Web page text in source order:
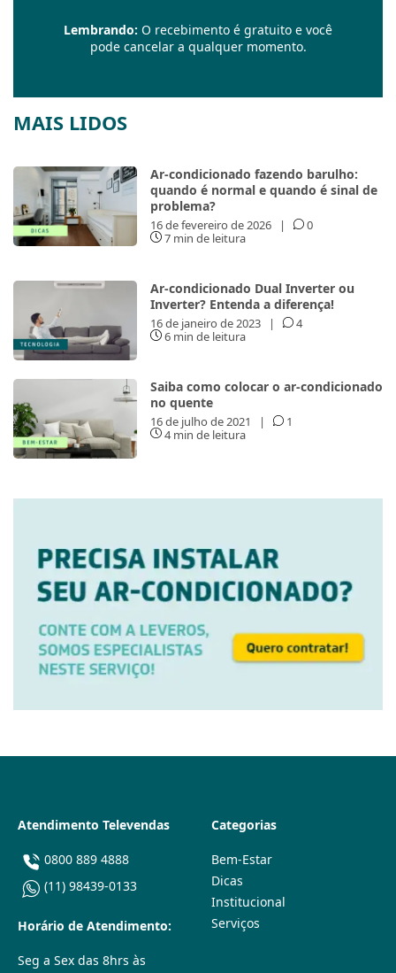
Lembrando: O recebimento é gratuito e você
pode cancelar a qualquer momento.
MAIS LIDOS
Ar-condicionado fazendo barulho:
quando é normal e quando é sinal de
problema?
16 de fevereiro de 2026 |
0
7 min de leitura
Ar-condicionado Dual Inverter ou
Inverter? Entenda a diferença!
16 de janeiro de 2023 |
4
6 min de leitura
Saiba como colocar o ar-condicionado
no quente
16 de julho de 2021 |
1
4 min de leitura
Atendimento Televendas
0800 889 4888
(11) 98439-0133
Horário de Atendimento:
Seg a Sex das 8hrs às
Categorias
Bem-Estar
Dicas
Institucional
Serviços